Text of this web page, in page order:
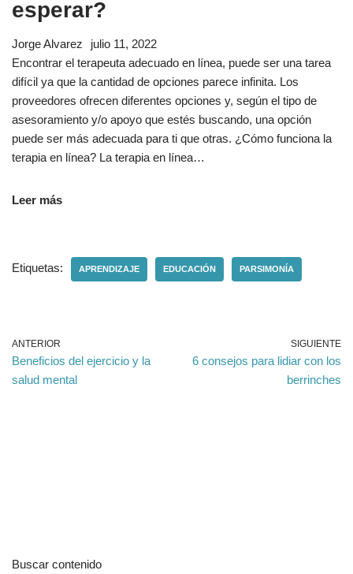
esperar?
Jorge Alvarez
julio 11, 2022
Encontrar el terapeuta adecuado en línea, puede ser una tarea
difícil ya que la cantidad de opciones parece infinita. Los
proveedores ofrecen diferentes opciones y, según el tipo de
asesoramiento y/o apoyo que estés buscando, una opción
puede ser más adecuada para ti que otras. ¿Cómo funciona la
terapia en línea? La terapia en línea…
Leer más
Etiquetas: APRENDIZAJE EDUCACIÓN PARSIMONÍA
ANTERIOR
Beneficios del ejercicio y la
salud mental
SIGUIENTE
6 consejos para lidiar con los
berrinches
Buscar contenido